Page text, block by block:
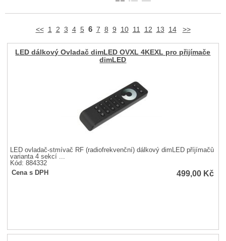
<< 1 2 3 4 5 6 7 8 9 10 11 12 13 14 >>
LED dálkový Ovladač dimLED OVXL 4KEXL pro přijímače
dimLED
LED ovladač-stmívač RF (radiofrekvenční) dálkový dimLED příjímačů
varianta 4 sekcí ...
Kód: 884332
Cena s DPH
499,00 Kč